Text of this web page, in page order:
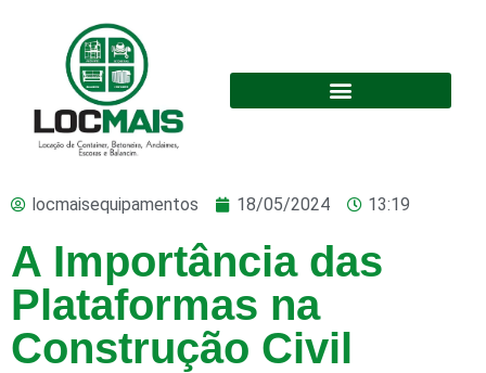
locmaisequipamentos 18/05/2024 13:19
A Importância das
Plataformas na
Construção Civil